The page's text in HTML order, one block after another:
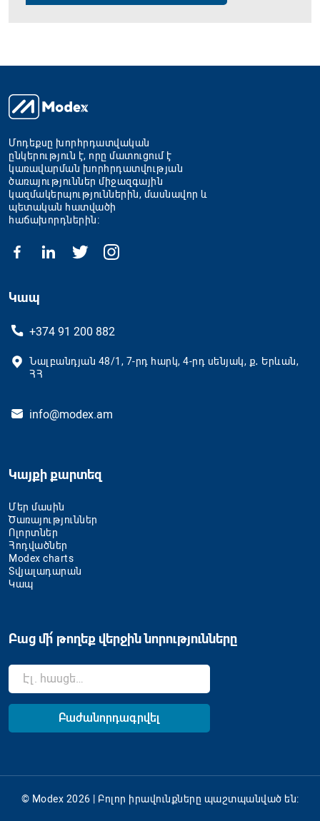
Մոդեքսը խորհրդատվական
ընկերություն է, որը մատուցում է
կառավարման խորհրդատվության
ծառայություններ միջազգային
կազմակերպություններին, մասնավոր և
պետական հատվածի
հաճախորդներին։
Կապ
+374 91 200 882
Նալբանդյան 48/1, 7-րդ հարկ, 4-րդ սենյակ, ք․ Երևան,
ՀՀ
info@modex.am
Կայքի քարտեզ
Մեր մասին
Ծառայություններ
Ոլորտներ
Հոդվածներ
Modex charts
Տվյալադարան
Կապ
Բաց մի՛ թողեք վերջին նորությունները
© Modex 2026 | Բոլոր իրավունքները պաշտպանված են: